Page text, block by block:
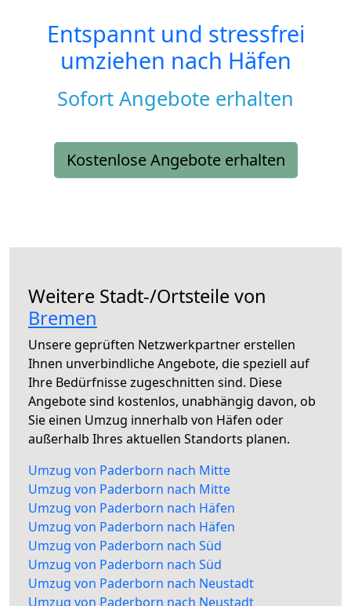
Entspannt und stressfrei
umziehen nach Häfen
Sofort Angebote erhalten
Kostenlose Angebote erhalten
Weitere Stadt-/Ortsteile von
Bremen
Unsere geprüften Netzwerkpartner erstellen
Ihnen unverbindliche Angebote, die speziell auf
Ihre Bedürfnisse zugeschnitten sind. Diese
Angebote sind kostenlos, unabhängig davon, ob
Sie einen Umzug innerhalb von Häfen oder
außerhalb Ihres aktuellen Standorts planen.
Umzug von Paderborn nach Mitte
Umzug von Paderborn nach Mitte
Umzug von Paderborn nach Häfen
Umzug von Paderborn nach Häfen
Umzug von Paderborn nach Süd
Umzug von Paderborn nach Süd
Umzug von Paderborn nach Neustadt
Umzug von Paderborn nach Neustadt